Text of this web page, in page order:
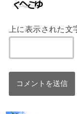
上に表示された文